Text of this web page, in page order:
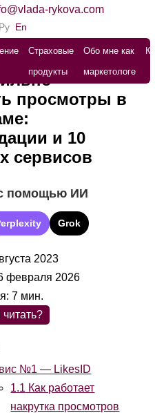
rykova.com
Ру En
Страховые
продукты
Обо мне как
маркетологе
просмотры в
и 10
сервисов
помощью ИИ
Grok
2023
февраля 2026
№1 — LikesID
1.1 Как работает
накрутка просмотров
7 мин.